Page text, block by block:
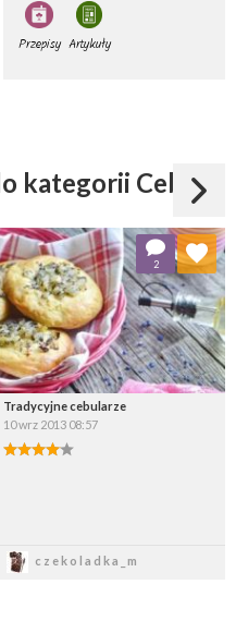
możemy wykorzystać
gotową mieszankę
chlebową
oraz starty
Przepisy Artykuły
kategorii Cebula
Tradycyjne cebularze
10 wrz 2013 08:57
czekoladka_m
2
Dodaj do ulubionych
Wybierz listę: